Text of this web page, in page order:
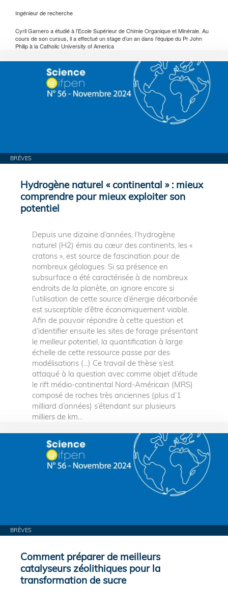
Ingénieur de recherche
Cyril Garnero a étudié à l’Ecole Supérieur de Chimie Organique et Minérale. Au
cours de son cursus, il a effectué un stage d’un an dans l’équipe du Pr John
Philip à la Catholic University of America
BRÈVES
Hydrogène naturel « continental » : mieux
comprendre pour mieux exploiter son
potentiel
Depuis une dizaine d’années, l’hydrogène
naturel (H2) émis au cœur des continents, les «
cratons », est source de fascination pour de
nombreux géologues. Si sa présence en
subsurface a été caractérisée à de nombreux
endroits de la planète, on ignore encore si
l’utilisation de cette source d’énergie décarbonée
est susceptible d’être économiquement viable.
Afin de pouvoir répondre à cette question et
d’identifier ensuite les sites de forage présentant
le meilleur potentiel, la quantification à large
échelle de cette ressource passe par des
modélisations (...) Ce travail de thèse s’est
attaqué à la question avec comme objet d’étude
le rift médio-continental Nord-Américain (MRS)
composé de roches très anciennes (plus d’1
milliard d’années) s’étendant sur plusieurs
milliers de km...
BRÈVES
Comment préparer de meilleurs
catalyseurs zéolithiques pour la
transformation de sucre